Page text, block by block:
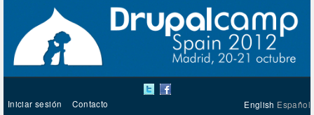
English Español
Iniciar sesión Contacto